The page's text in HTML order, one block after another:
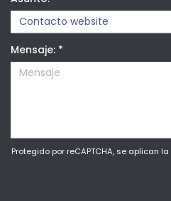
Mensaje: *
Protegido por reCAPTCHA, se aplican la